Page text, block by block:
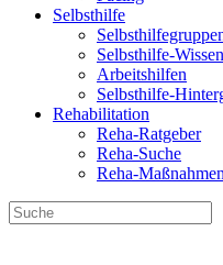
Selbsthilfe
Selbsthilfe-Wissen
Arbeitshilfen
Selbsthilfe-
Rehabilitation
Reha-Ratgeber
Reha-Suche
Reha-Maßnahmen